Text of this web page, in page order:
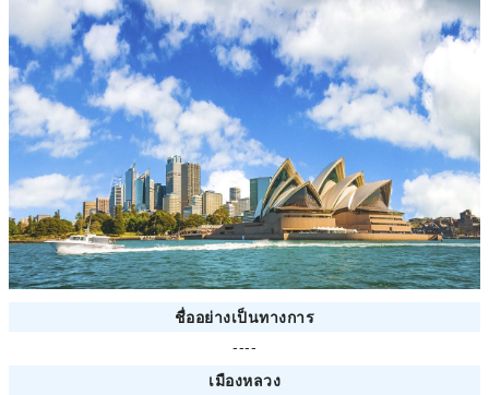
ชื่ออย่างเป็นทางการ
----
เมืองหลวง